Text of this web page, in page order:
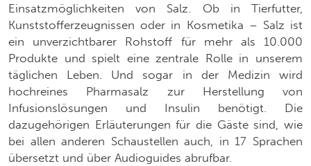
Einsatzmöglichkeiten von Salz. Ob in Tierfutter,
Kunststofferzeugnissen oder in Kosmetika – Salz ist
ein unverzichtbarer Rohstoff für mehr als 10.000
Produkte und spielt eine zentrale Rolle in unserem
täglichen Leben. Und sogar in der Medizin wird
hochreines Pharmasalz zur Herstellung von
Infusionslösungen und Insulin benötigt. Die
dazugehörigen Erläuterungen für die Gäste sind, wie
bei allen anderen Schaustellen auch, in 17 Sprachen
übersetzt und über Audioguides abrufbar.